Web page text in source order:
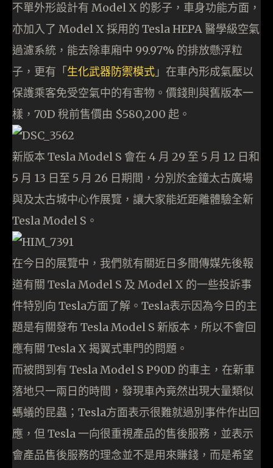
不單外形設計有 Model X 的影子，車身功能方面，
亦加入了 Model X 採用的 Tesla HEPA 醫學級空氣
過濾系統，能去除車廂中 99.97% 的排放懸浮粒
子，更有「生化武器防禦模式 」在車內形成氣壓以
保護乘客免受空氣中的有害物。價錢則與舊版本一
樣，70D 稅前售價由 $580,200 起。
新版本 Tesla Model S 會在 4 月 29 至 5 月 12 日和
5 月 13 日至 5 月 26 日期間，分別於金鐘太古廣場
與及太古城中心作展覽，讓大家能近距離體驗全新
Tesla Model S。
在今日的展覽中，我們就有關近日多間傳媒先後報
道有關 Tesla Model S 及 Model X 的一些投訴事
件特別向 Tesla方面了解。Tesla表示因為今日的主
題是有關發布 Tesla Model S 新版本，所以不會回
應有關 Tesla X 揭翼式車門的問題。
而被問到有 Tesla Model S P90D 的車主，在新車
落地只一兩日的時間，發現車內竟然出現大量類似
螞蟻的昆蟲；Tesla方面表示很難就過別事件作出回
應，但 Tesla 一向很重視產品的售後服務，並表示
會產品售後服務的理念並不是用來賺錢，而是希望